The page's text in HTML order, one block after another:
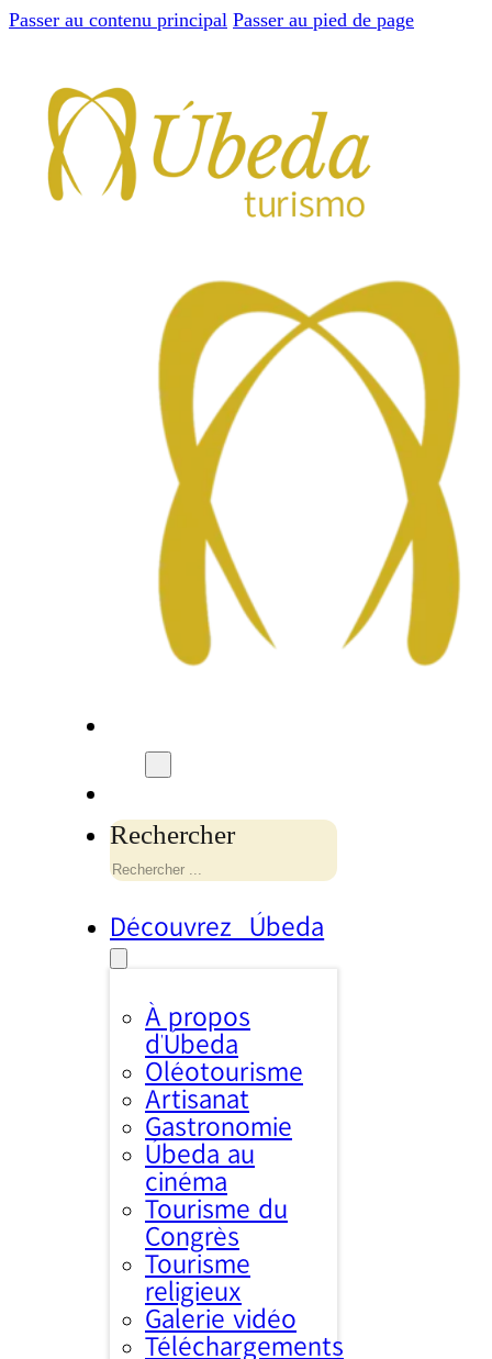
Passer au contenu principal Passer au pied de page
Rechercher
Découvrez Úbeda
À propos
d’Úbeda
Oléotourisme
Artisanat
Gastronomie
Úbeda au
cinéma
Tourisme du
Congrès
Tourisme
religieux
Galerie vidéo
Téléchargements